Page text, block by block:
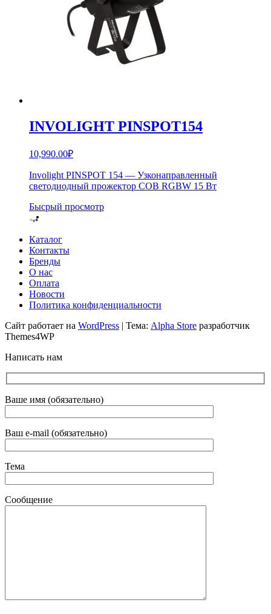
INVOLIGHT PINSPOT154
10,990.00₽
Involight PINSPOT 154 — Узконаправленный
светодиодный прожектор COB RGBW 15 Вт
Бысрый просмотр
Каталог
Контакты
Бренды
О нас
Оплата
Новости
Политика конфиденциальности
Сайт работает на WordPress | Тема: Alpha Store разработчик
Themes4WP
Написать нам
Ваше имя (обязательно)
Ваш e-mail (обязательно)
Тема
Сообщение